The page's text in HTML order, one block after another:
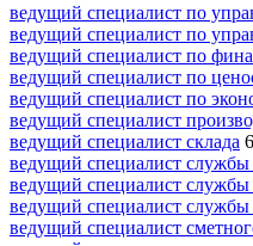
ведущий специалист по
ведущий специалист по
ведущий специалист по
ведущий специалист по
ведущий специалист по
ведущий специалист
ведущий специалист склада
ведущий специалист службы
ведущий специалист службы
ведущий специалист службы
ведущий специалист